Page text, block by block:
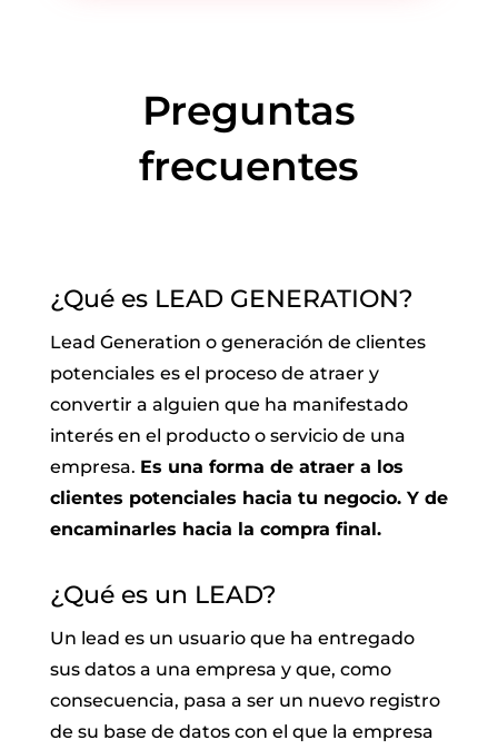
Preguntas
frecuentes
¿Qué es LEAD GENERATION?
Lead Generation o generación de clientes
potenciales es el proceso de atraer y
convertir a alguien que ha manifestado
interés en el producto o servicio de una
empresa. Es una forma de atraer a los
clientes potenciales hacia tu negocio. Y de
encaminarles hacia la compra final.
¿Qué es un LEAD?
Un lead es un usuario que ha entregado
sus datos a una empresa y que, como
consecuencia, pasa a ser un nuevo registro
de su base de datos con el que la empresa